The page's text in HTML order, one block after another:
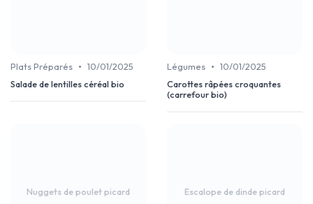
Plats Préparés • 10/01/2025
Salade de lentilles céréal bio
Légumes • 10/01/2025
Carottes râpées croquantes
(carrefour bio)
Nuggets de poulet picard Escalope de dinde picard